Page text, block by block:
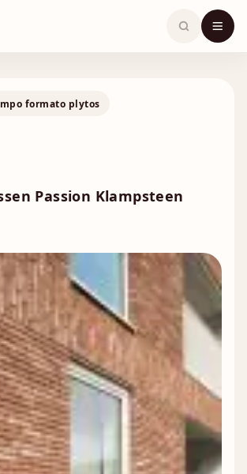
formato plytos
Passion Klampsteen